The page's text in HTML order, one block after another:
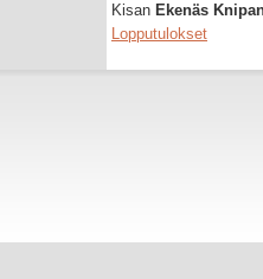
Kisan Ekenäs
Lopputulokset